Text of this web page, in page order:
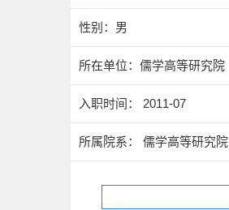
性别：男
所在单位：儒学高等研究院
入职时间： 2011-07
所属院系： 儒学高等研究院